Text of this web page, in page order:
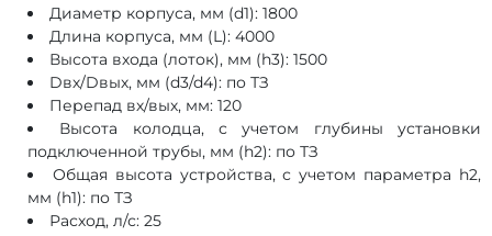
Диаметр корпуса, мм (d1): 1800
Длина корпуса, мм (L): 4000
Высота входа (лоток), мм (h3): 1500
Dвх/Dвых, мм (d3/d4): по ТЗ
Перепад вх/вых, мм: 120
Высота колодца, с учетом глубины установки
подключенной трубы, мм (h2): по ТЗ
Общая высота устройства, с учетом параметра h2,
мм (h1): по ТЗ
Расход, л/с: 25